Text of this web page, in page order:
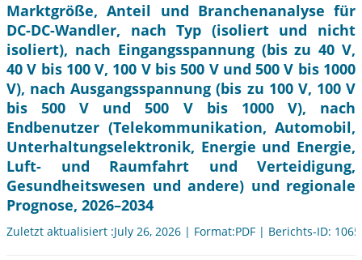
Marktgröße, Anteil und Branchenanalyse für
DC-DC-Wandler, nach Typ (isoliert und nicht
isoliert), nach Eingangsspannung (bis zu 40 V,
40 V bis 100 V, 100 V bis 500 V und 500 V bis 1000
V), nach Ausgangsspannung (bis zu 100 V, 100 V
bis 500 V und 500 V bis 1000 V), nach
Endbenutzer (Telekommunikation, Automobil,
Unterhaltungselektronik, Energie und Energie,
Luft- und Raumfahrt und Verteidigung,
Gesundheitswesen und andere) und regionale
Prognose, 2026–2034
Zuletzt aktualisiert :July 26, 2026 | Format:PDF | Berichts-ID: